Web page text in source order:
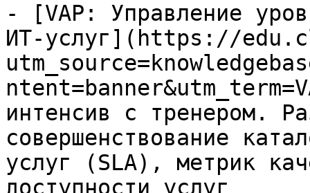
- [VAP: Управление
ИТ-услуг](https://
интенсив с тренером.
совершенствование
услуг (SLA), метрик
доступности услуг